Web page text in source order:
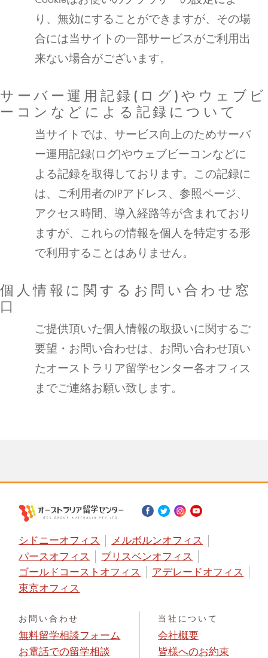
り、無効にすることができますが、その場
合には当サイトの一部サービスがご利用出
来ない場合がございます。
サーバー運用記録(ログ)やウェブビ
ーコンなどによる記録について
当サイトでは、サービス向上のためサーバ
ー運用記録(ログ)やウェブビーコンなどに
よる記録を取得しております。この記録に
は、ご利用者のIPアドレス、参照ページ、
アクセス時間、導入経路等が含まれており
ますが、これらの情報を個人を特定する形
で利用することはありません。
個人情報に関するお問い合わせ窓
口
ご提供頂いた個人情報の取扱いに関するご
要望・お問い合わせは、お問い合わせ頂い
たオーストラリア留学センター各オフィス
までご連絡お願い致します。
シドニーオフィス
メルボルンオフィス
パースオフィス
ブリスベンオフィス
ゴールドコーストオフィス
アデレードオフィス
東京オフィス
お問い合わせ
無料留学相談フォーム
お電話での留学相談
当社について
会社概要
皆様へのお約束